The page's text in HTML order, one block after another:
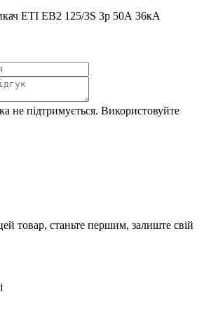
ETI EB2 125/3S 3p 50А 36кА
не підтримується. Використовуйте
товар, станьте першим, залиште свій